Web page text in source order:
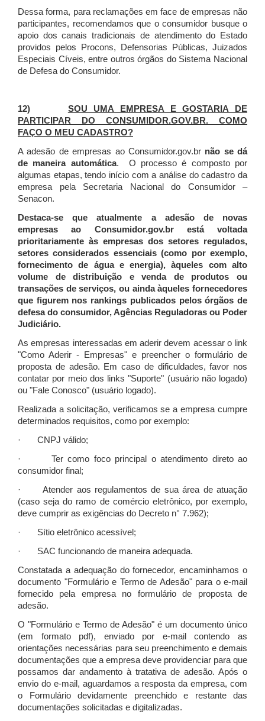
Dessa forma, para reclamações em face de empresas não
participantes, recomendamos que o consumidor busque o
apoio dos canais tradicionais de atendimento do Estado
providos pelos Procons, Defensorias Públicas, Juizados
Especiais Cíveis, entre outros órgãos do Sistema Nacional
de Defesa do Consumidor.
12) SOU UMA EMPRESA E GOSTARIA DE
PARTICIPAR DO CONSUMIDOR.GOV.BR. COMO
FAÇO O MEU CADASTRO?
A adesão de empresas ao Consumidor.gov.br não se dá
de maneira automática. O processo é composto por
algumas etapas, tendo início com a análise do cadastro da
empresa pela Secretaria Nacional do Consumidor –
Senacon.
Destaca-se que atualmente a adesão de novas
empresas ao Consumidor.gov.br está voltada
prioritariamente às empresas dos setores regulados,
setores considerados essenciais (como por exemplo,
fornecimento de água e energia), àqueles com alto
volume de distribuição e venda de produtos ou
transações de serviços, ou ainda àqueles fornecedores
que figurem nos rankings publicados pelos órgãos de
defesa do consumidor, Agências Reguladoras ou Poder
Judiciário.
As empresas interessadas em aderir devem acessar o link
"Como Aderir - Empresas" e preencher o formulário de
proposta de adesão. Em caso de dificuldades, favor nos
contatar por meio dos links "Suporte" (usuário não logado)
ou "Fale Conosco" (usuário logado).
Realizada a solicitação, verificamos se a empresa cumpre
determinados requisitos, como por exemplo:
· CNPJ válido;
· Ter como foco principal o atendimento direto ao
consumidor final;
· Atender aos regulamentos de sua área de atuação
(caso seja do ramo de comércio eletrônico, por exemplo,
deve cumprir as exigências do Decreto n° 7.962);
· Sítio eletrônico acessível;
· SAC funcionando de maneira adequada.
Constatada a adequação do fornecedor, encaminhamos o
documento "Formulário e Termo de Adesão" para o e-mail
fornecido pela empresa no formulário de proposta de
adesão.
O "Formulário e Termo de Adesão" é um documento único
(em formato pdf), enviado por e-mail contendo as
orientações necessárias para seu preenchimento e demais
documentações que a empresa deve providenciar para que
possamos dar andamento à tratativa de adesão. Após o
envio do e-mail, aguardamos a resposta da empresa, com
o Formulário devidamente preenchido e restante das
documentações solicitadas e digitalizadas.